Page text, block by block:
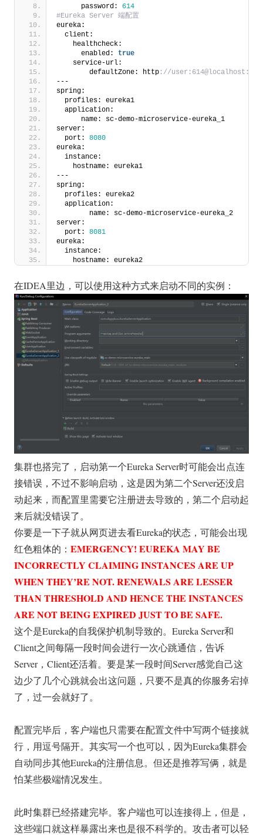
      password:
614
#Eureka Server 端配置
eureka:
  client:
    healthcheck:
      enabled:
true
    service-url:
        defaultZone: http
://
---
spring:
  profiles: eureka1
  application:
      name: sc-demo-microservice-eureka_1
server:
  port:
8080
eureka:
  instance:
    hostname: eureka1
---
spring:
  profiles: eureka2
  application:
        name: sc-demo-microservice-eureka_2
server:
  port:
8081
eureka:
  instance:
    hostname: eureka2
在IDEA里边，可以使用这种方式来启动不同的实例：
集群也搭完了，启动第一个Eureka Server时可能会出点连
接错误，不过不影响启动，这是因为第二个Server还没启
动起来，而配置里需要它注册进去导致的，第二个启动起
来后就没错误了。
你要是一下子就从网页进去看Eureka的状态，可能会出现
红色粗体的： EMERGENCY! EUREKA MAY BE
INCORRECTLY CLAIMING INSTANCES ARE UP
WHEN THEY’RE NOT. RENEWALS ARE LESSER
THAN THRESHOLD AND HENCE THE INSTANCES
ARE NOT BEING EXPIRED JUST TO BE SAFE.
这个是Eureka的自我保护机制导致的。Eureka Server和
Client之间每隔一段时间会进行一次心跳通信，告诉
Server，Client还活着。要是某一段时间Server感觉自己这
边少了几个心跳就会出这问题，只要不是真的你服务宕掉
了，过一会就好了。
配置完毕后，客户端也只需要在配置文件中写两个链接就
行，用逗号隔开。其实写一个也可以，因为Eureka集群会
自动同步其他Eureka的注册信息。但还是推荐写俩，就是
怕某些极端情况发生。
此时集群已经搭建完毕。客户端也可以连接得上，但是，
这些端口就这样暴露出来也是很不科学的。攻击者可以轻